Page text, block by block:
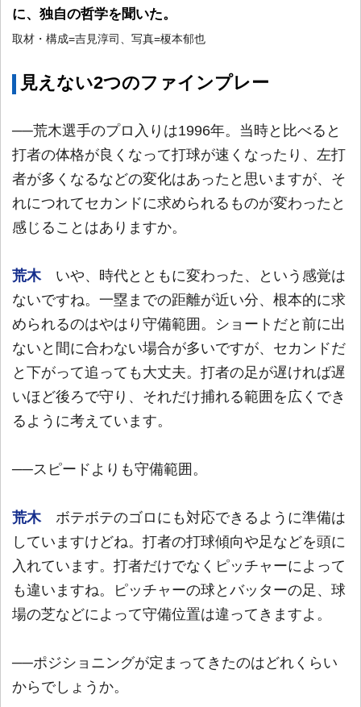
に、独自の哲学を聞いた。
取材・構成=吉見淳司、写真=榎本郁也
見えない2つのファインプレー
──荒木選手のプロ入りは1996年。当時と比べると
打者の体格が良くなって打球が速くなったり、左打
者が多くなるなどの変化はあったと思いますが、そ
れにつれてセカンドに求められるものが変わったと
感じることはありますか。
荒木 いや、時代とともに変わった、という感覚は
ないですね。一塁までの距離が近い分、根本的に求
められるのはやはり守備範囲。ショートだと前に出
ないと間に合わない場合が多いですが、セカンドだ
と下がって追っても大丈夫。打者の足が遅ければ遅
いほど後ろで守り、それだけ捕れる範囲を広くでき
るように考えています。
──スピードよりも守備範囲。
荒木 ボテボテのゴロにも対応できるように準備は
していますけどね。打者の打球傾向や足などを頭に
入れています。打者だけでなくピッチャーによって
も違いますね。ピッチャーの球とバッターの足、球
場の芝などによって守備位置は違ってきますよ。
──ポジショニングが定まってきたのはどれくらい
からでしょうか。